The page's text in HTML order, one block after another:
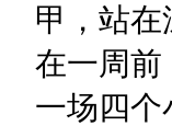
甲，站
在一周前
一场四个